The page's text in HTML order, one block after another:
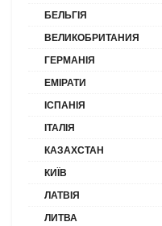
БЕЛЬГІЯ
ВЕЛИКОБРИТАНИЯ
ГЕРМАНІЯ
ЕМІРАТИ
ІСПАНІЯ
ІТАЛІЯ
КАЗАХСТАН
КИЇВ
ЛАТВІЯ
ЛИТВА